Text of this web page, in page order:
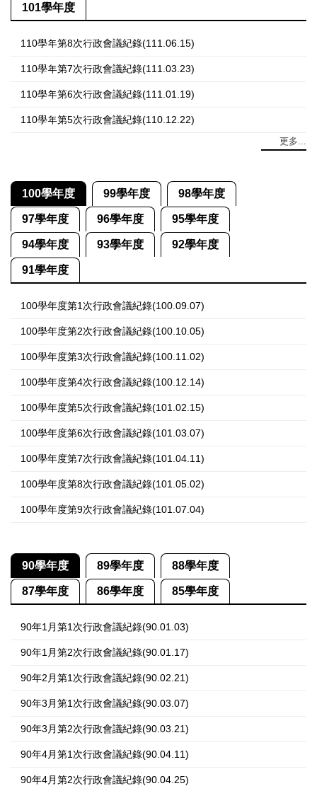
101學年度
110學年第8次行政會議紀錄(111.06.15)
110學年第7次行政會議紀錄(111.03.23)
110學年第6次行政會議紀錄(111.01.19)
110學年第5次行政會議紀錄(110.12.22)
更多...
100學年度 99學年度 98學年度
97學年度 96學年度 95學年度
94學年度 93學年度 92學年度
91學年度
100學年度第1次行政會議紀錄(100.09.07)
100學年度第2次行政會議紀錄(100.10.05)
100學年度第3次行政會議紀錄(100.11.02)
100學年度第4次行政會議紀錄(100.12.14)
100學年度第5次行政會議紀錄(101.02.15)
100學年度第6次行政會議紀錄(101.03.07)
100學年度第7次行政會議紀錄(101.04.11)
100學年度第8次行政會議紀錄(101.05.02)
100學年度第9次行政會議紀錄(101.07.04)
90學年度 89學年度 88學年度
87學年度 86學年度 85學年度
90年1月第1次行政會議紀錄(90.01.03)
90年1月第2次行政會議紀錄(90.01.17)
90年2月第1次行政會議紀錄(90.02.21)
90年3月第1次行政會議紀錄(90.03.07)
90年3月第2次行政會議紀錄(90.03.21)
90年4月第1次行政會議紀錄(90.04.11)
90年4月第2次行政會議紀錄(90.04.25)